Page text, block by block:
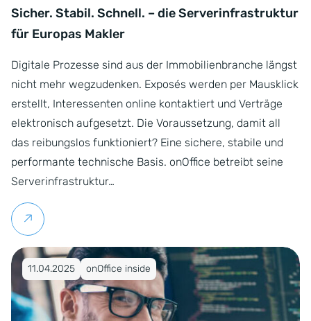
Sicher. Stabil. Schnell. – die Serverinfrastruktur
für Europas Makler
Digitale Prozesse sind aus der Immobilienbranche längst
nicht mehr wegzudenken. Exposés werden per Mausklick
erstellt, Interessenten online kontaktiert und Verträge
elektronisch aufgesetzt. Die Voraussetzung, damit all
das reibungslos funktioniert? Eine sichere, stabile und
performante technische Basis. onOffice betreibt seine
Serverinfrastruktur…
Weiterlesen
Veröffentlicht am 11.04.2025
11.04.2025 onOffice inside